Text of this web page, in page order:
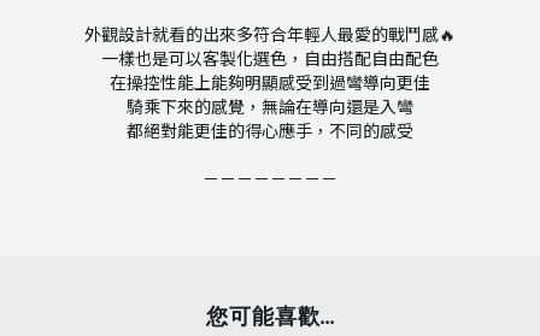
外觀設計就看的出來多符合年輕人最愛的戰鬥感🔥
一樣也是可以客製化選色，自由搭配自由配色
在操控性能上能夠明顯感受到過彎導向更佳
騎乘下來的感覺，無論在導向還是入彎
都絕對能更佳的得心應手，不同的感受
－－－－－－－－
您可能喜歡...